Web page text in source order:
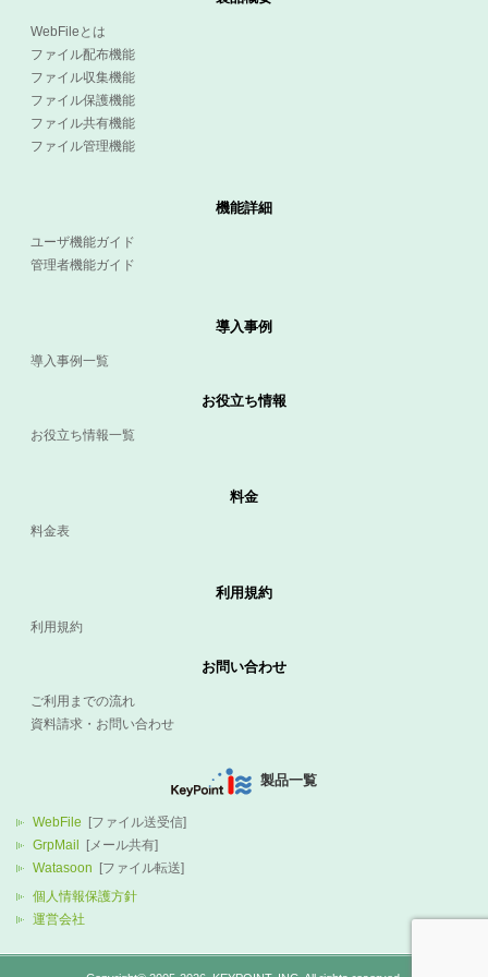
WebFileとは
ファイル配布機能
ファイル収集機能
ファイル保護機能
ファイル共有機能
ファイル管理機能
機能詳細
ユーザ機能ガイド
管理者機能ガイド
導入事例
導入事例一覧
お役立ち情報
お役立ち情報一覧
料金
料金表
利用規約
利用規約
お問い合わせ
ご利用までの流れ
資料請求・お問い合わせ
製品一覧
WebFile [ファイル送受信]
GrpMail [メール共有]
Watasoon [ファイル転送]
個人情報保護方針
運営会社